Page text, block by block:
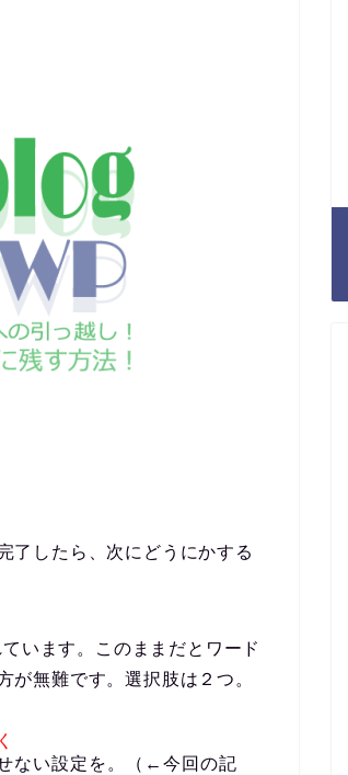
了したら、次にどうにかする
います。このままだとワード
が無難です。選択肢は２つ。
ない設定を。（←今回の記